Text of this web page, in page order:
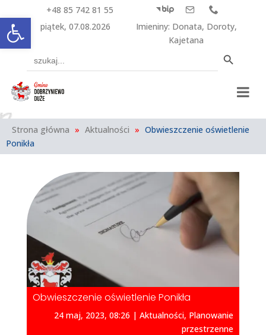
Otwórz pasek narzędzi
+48 85 742 81 55   
piątek, 07.08.2026 Imieniny: Donata, Doroty,
Kajetana
for:
Strona główna » Aktualności » Obwieszczenie oświetlenie
Ponikła
Obwieszczenie oświetlenie Ponikła
24 maj, 2023, 08:26 |Aktualności, Planowanie
przestrzenne